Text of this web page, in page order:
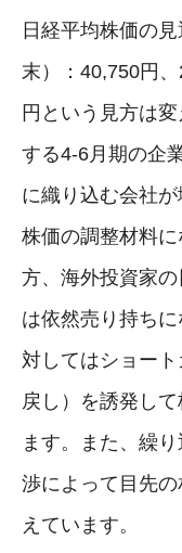
日経平均株価の
末）：40,750円
円という見方は
する4-6月期の企
に織り込む会社
株価の調整材料
方、海外投資家
は依然売り持ち
対してはショー
戻し）を誘発し
ます。また、繰
渉によって目先
えています。